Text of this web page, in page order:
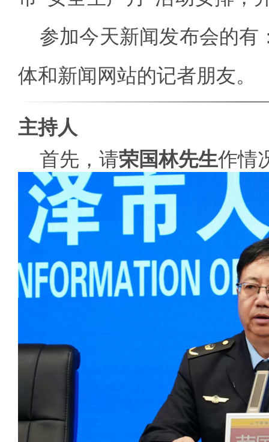
参加今天新闻发布会的有
体和新闻网站的记者朋友。
主持人
首先，请荣国林先生作情